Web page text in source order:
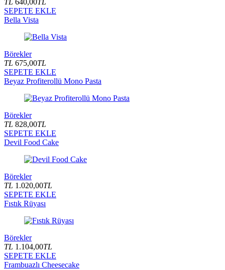
TL 640,00TL
SEPETE EKLE
Bella Vista
Börekler
TL 675,00TL
SEPETE EKLE
Beyaz Profiterollü Mono Pasta
Börekler
TL 828,00TL
SEPETE EKLE
Devil Food Cake
Börekler
TL 1.020,00TL
SEPETE EKLE
Fıstık Rüyası
Börekler
TL 1.104,00TL
SEPETE EKLE
Frambuazlı Cheesecake